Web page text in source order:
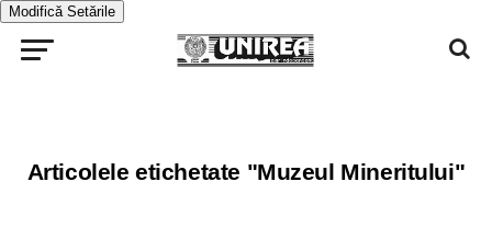
Modifică Setările
Articolele etichetate "Muzeul Mineritului"